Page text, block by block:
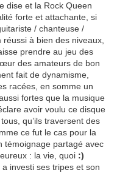
dise et la Rock Queen
forte et attachante, si
/ chanteuse /
à bien des niveaux,
prendre au jeu des
des amateurs de bon
fait de dynamisme,
racées, en somme un
fortes que la musique
avoir voulu ce disque
qu’ils traversent des
ce fut le cas pour la
témoignage partagé avec
: la vie, quoi :)
a investi ses tripes et son